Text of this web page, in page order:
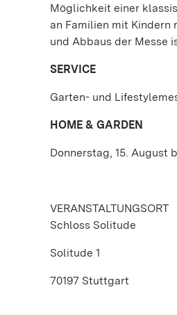
Möglichkeit einer
an Familien mit Kindern
und Abbaus der Messe
SERVICE
Garten- und
HOME & GARDEN
Donnerstag, 15. August
VERANSTALTUNGSORT
Schloss Solitude
Solitude 1
70197 Stuttgart